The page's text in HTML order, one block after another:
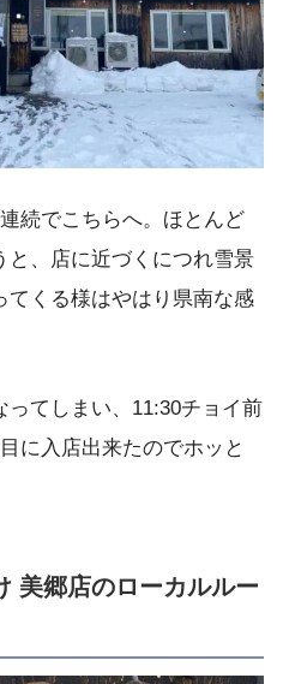
続でこちらへ。ほとんど
と、店に近づくにつれ雪景
てくる様はやはり県南な感
てしまい、11:30チョイ前
に入店出来たのでホッと
美郷店のローカルルー